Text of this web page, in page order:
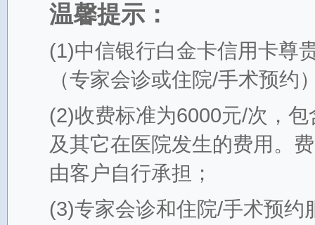
温馨提示：
(1)中信银行白金卡信用卡尊
（专家会诊或住院/手术预约
(2)收费标准为6000元/次，
及其它在医院发生的费用。
由客户自行承担；
(3)专家会诊和住院/手术预约